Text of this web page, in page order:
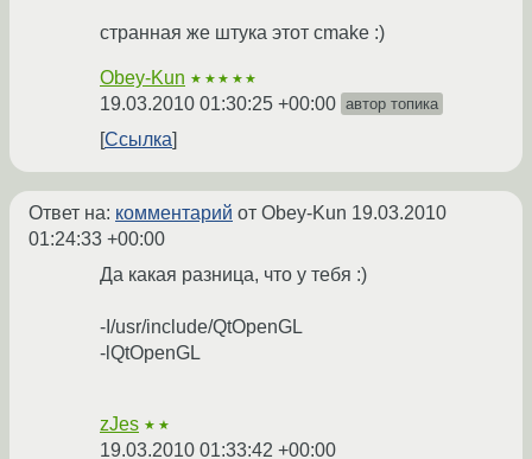
странная же штука этот cmake :)
Obey-Kun ★★★★★
19.03.2010 01:30:25 +00:00 автор топика
Ссылка
Ответ на: комментарий от Obey-Kun 19.03.2010
01:24:33 +00:00
Да какая разница, что у тебя :)
-I/usr/include/QtOpenGL
-lQtOpenGL
zJes ★★
19.03.2010 01:33:42 +00:00